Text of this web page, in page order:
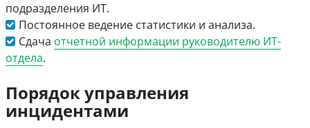
подразделения ИТ.
Постоянное ведение статистики и анализа.
Сдача отчетной информации руководителю ИТ-
отдела.
Порядок управления
инцидентами